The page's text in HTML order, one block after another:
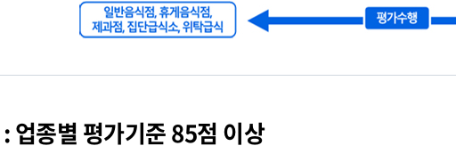
: 업종별 평가기준 85점 이상